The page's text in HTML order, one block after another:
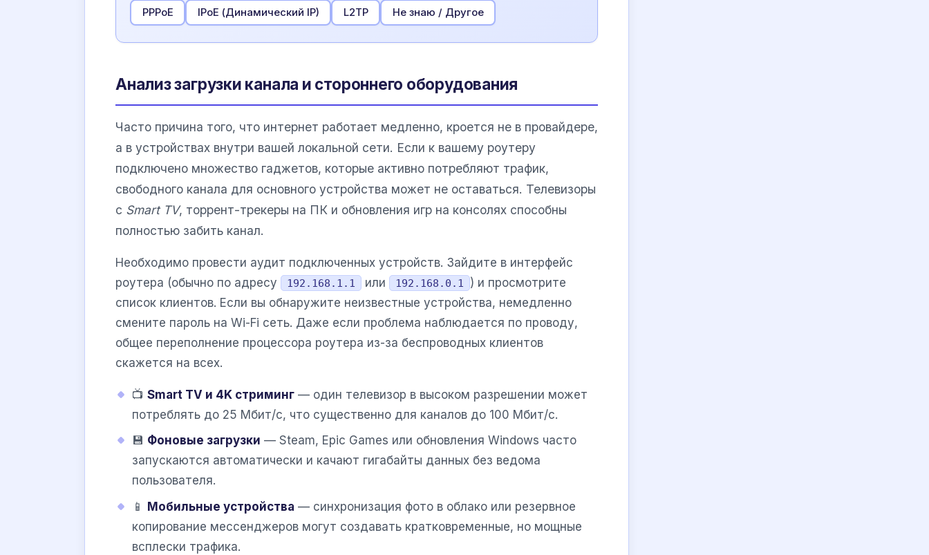
PPPoE IPoE (Динамический IP) L2TP Не знаю / Другое
Анализ загрузки канала и стороннего оборудования
Часто причина того, что интернет работает медленно, кроется не в провайдере,
а в устройствах внутри вашей локальной сети. Если к вашему роутеру
подключено множество гаджетов, которые активно потребляют трафик,
свободного канала для основного устройства может не оставаться. Телевизоры
с Smart TV, торрент-трекеры на ПК и обновления игр на консолях способны
полностью забить канал.
Необходимо провести аудит подключенных устройств. Зайдите в интерфейс
роутера (обычно по адресу
192.168.1.1 или 192.168.0.1
) и просмотрите
список клиентов. Если вы обнаружите неизвестные устройства, немедленно
смените пароль на Wi-Fi сеть. Даже если проблема наблюдается по проводу,
общее переполнение процессора роутера из-за беспроводных клиентов
скажется на всех.
📺 Smart TV и 4K стриминг — один телевизор в высоком разрешении может
потреблять до 25 Мбит/с, что существенно для каналов до 100 Мбит/с.
💾 Фоновые загрузки — Steam, Epic Games или обновления Windows часто
запускаются автоматически и качают гигабайты данных без ведома
пользователя.
📱 Мобильные устройства — синхронизация фото в облако или резервное
копирование мессенджеров могут создавать кратковременные, но мощные
всплески трафика.